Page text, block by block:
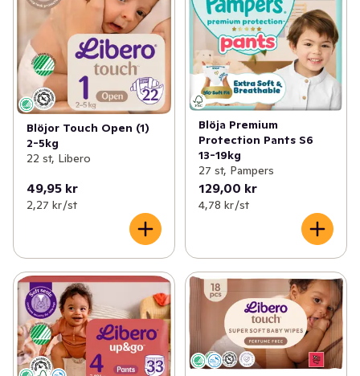
Blöjor Touch Open (1)
2-5kg
22 st, Libero
49,95 kr
2,27 kr /st
Blöja Premium
Protection Pants S6
13-19kg
27 st, Pampers
129,00 kr
4,78 kr /st